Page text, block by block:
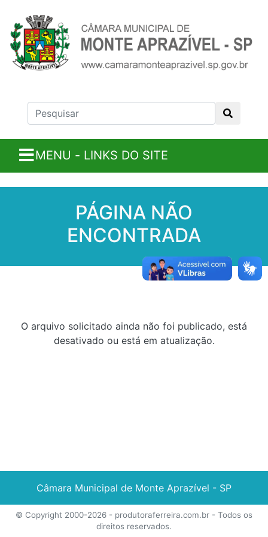
MENU - LINKS DO SITE
PÁGINA NÃO
ENCONTRADA
O arquivo solicitado ainda não foi publicado, está
desativado ou está em atualização.
Câmara Municipal de Monte Aprazível - SP
© Copyright 2000-2026 - produtoraferreira.com.br - Todos os
direitos reservados.